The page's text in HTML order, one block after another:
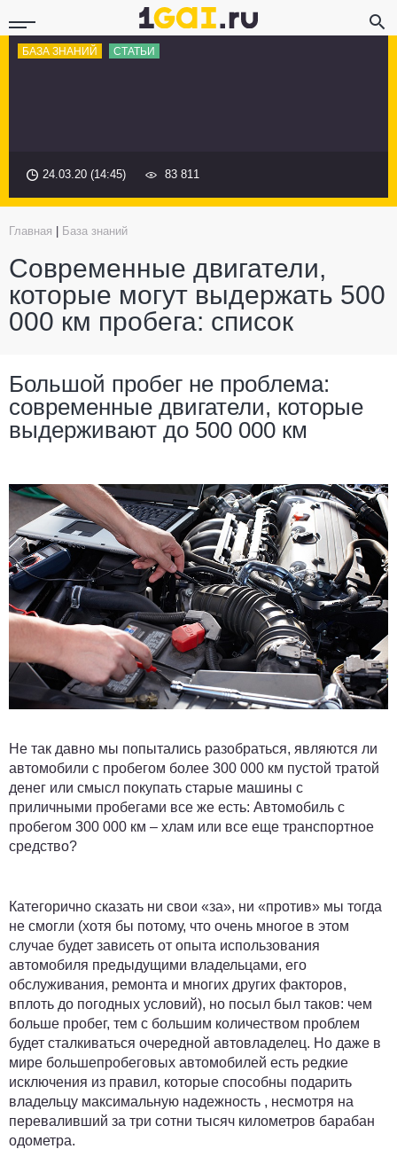
БАЗА ЗНАНИЙ СТАТЬИ
24.03.20 (14:45) 83 811
Главная База знаний
Современные двигатели,
которые могут выдержать 500
000 км пробега: список
Большой пробег не проблема:
современные двигатели, которые
выдерживают до 500 000 км
Не так давно мы попытались разобраться, являются ли
автомобили с пробегом более 300 000 км пустой тратой
денег или смысл покупать старые машины с
приличными пробегами все же есть: Автомобиль с
пробегом 300 000 км – хлам или все еще транспортное
средство?
Категорично сказать ни свои «за», ни «против» мы тогда
не смогли (хотя бы потому, что очень многое в этом
случае будет зависеть от опыта использования
автомобиля предыдущими владельцами, его
обслуживания, ремонта и многих других факторов,
вплоть до погодных условий), но посыл был таков: чем
больше пробег, тем с большим количеством проблем
будет сталкиваться очередной автовладелец. Но даже в
мире большепробеговых автомобилей есть редкие
исключения из правил, которые способны подарить
владельцу максимальную надежность , несмотря на
переваливший за три сотни тысяч километров барабан
одометра.